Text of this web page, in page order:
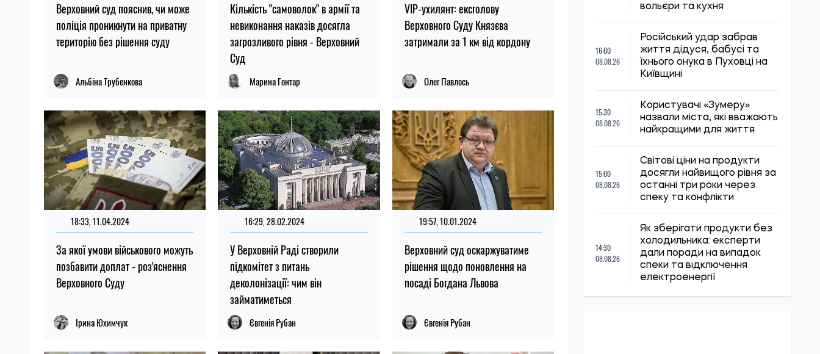
Верховний суд пояснив, чи може
поліція проникнути на приватну
територію без рішення суду
Альбіна Трубенкова
Кількість "самоволок" в армії та
невиконання наказів досягла
загрозливого рівня - Верховний
Суд
Марина Гонтар
VIP-ухилянт: ексголову
Верховного Суду Князєва
затримали за 1 км від кордону
Олег Павлось
18:33, 11.04.2024
За якої умови військового можуть
позбавити доплат - роз'яснення
Верховного Суду
Ірина Юхимчук
16:29, 28.02.2024
У Верховній Раді створили
підкомітет з питань
деколонізації: чим він
займатиметься
Євгенія Рубан
19:57, 10.01.2024
Верховний суд оскаржуватиме
рішення щодо поновлення на
посаді Богдана Львова
Євгенія Рубан
вольєри та кухня
16:00
08.08.26
Російський удар забрав
життя дідуся, бабусі та
їхнього онука в Пуховці на
Київщині
15:30
08.08.26
Користувачі «Зумеру»
назвали міста, які вважають
найкращими для життя
15:00
08.08.26
Світові ціни на продукти
досягли найвищого рівня за
останні три роки через
спеку та конфлікти
14:30
08.08.26
Як зберігати продукти без
холодильника: експерти
дали поради на випадок
спеки та відключення
електроенергії